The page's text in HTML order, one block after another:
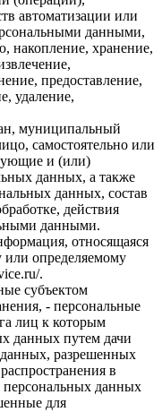
автоматизации или
данными,
накопление, хранение,
предоставление,
удаление,
муниципальный
самостоятельно или
и (или)
данных, а также
данных, состав
действия
данными.
относящаяся
или определяемому
.
субъектом
- персональные
лиц к которым
данных путем дачи
данных, разрешенных
в
персональных данных
для